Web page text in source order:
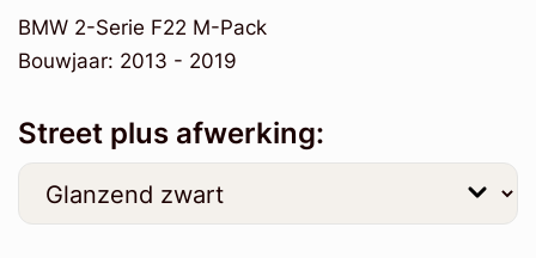
BMW 2-Serie F22 M-Pack
Bouwjaar: 2013 - 2019
Street plus afwerking: